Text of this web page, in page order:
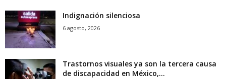
Indignación silenciosa
6 agosto, 2026
Trastornos visuales ya son la tercera causa
de discapacidad en México,...